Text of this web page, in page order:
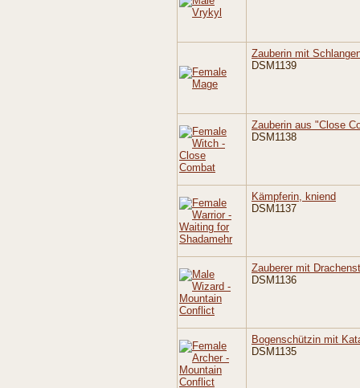
Zauberin mit
DSM1139
Zauberin aus "Close
DSM1138
Kämpferin, kniend
DSM1137
Zauberer mit
DSM1136
Bogenschützin mit
DSM1135